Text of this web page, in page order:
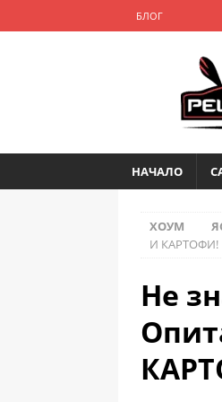
БЛОГ
НАЧАЛО
ХОУМ
И КАРТОФИ!
Не